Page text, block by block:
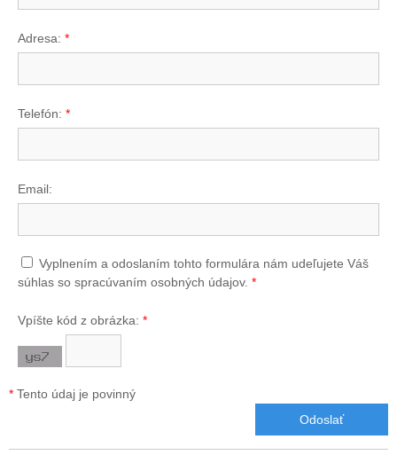
Adresa: *
Telefón: *
Email:
Vyplnením a odoslaním tohto formulára nám udeľujete Váš
súhlas so spracúvaním osobných údajov. *
Vpíšte kód z obrázka: *
* Tento údaj je povinný